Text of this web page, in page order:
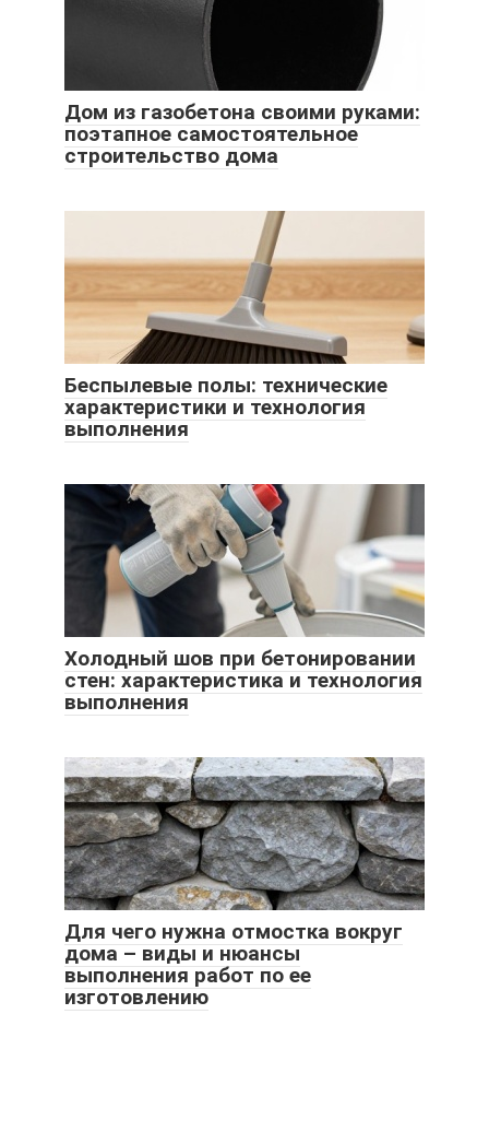
Дом из газобетона своими руками:
поэтапное самостоятельное
строительство дома
Беспылевые полы: технические
характеристики и технология
выполнения
Холодный шов при бетонировании
стен: характеристика и технология
выполнения
Для чего нужна отмостка вокруг
дома – виды и нюансы
выполнения работ по ее
изготовлению